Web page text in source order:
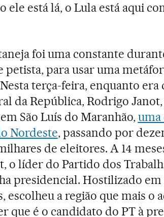
ele está lá, o Lula está aqui
foi uma constante
petista, para usar uma
terça-feira, enquanto
da República, Rodrigo
São Luís do Maranhão,uma
Nordeste, passando por
de eleitores. A 14
o líder do Partido dos
presidencial. Hostilizado em
escolheu a região que mais o
que é o candidato do PT à